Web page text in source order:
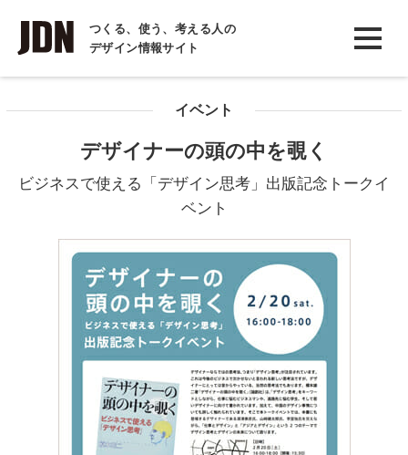
つくる、使う、考える人の
デザイン情報サイト
INTERVIEW
インタビュー
COLUMN
イベント
デザイナーの頭の中を覗く
ビジネスで使える「デザイン思考」出版記念トークイ
ベント